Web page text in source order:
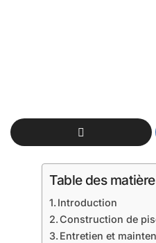
Table des
Introduction
Construction de
Entretien et